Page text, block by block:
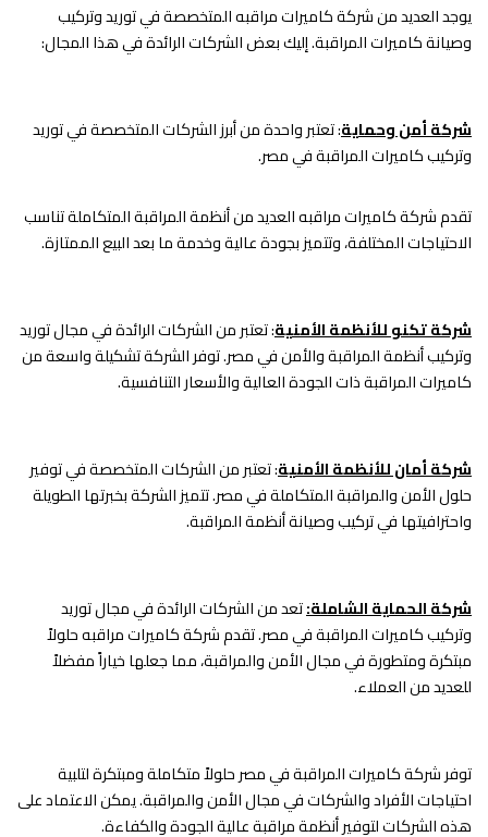
يوجد العديد من شركة كاميرات مراقبه المتخصصة في توريد وتركيب
وصيانة كاميرات المراقبة. إليك بعض الشركات الرائدة في هذا المجال:
شركة أمن وحماية: تعتبر واحدة من أبرز الشركات المتخصصة في توريد
وتركيب كاميرات المراقبة في مصر.
تقدم شركة كاميرات مراقبه العديد من أنظمة المراقبة المتكاملة تناسب
الاحتياجات المختلفة، وتتميز بجودة عالية وخدمة ما بعد البيع الممتازة.
شركة تكنو للأنظمة الأمنية: تعتبر من الشركات الرائدة في مجال توريد
وتركيب أنظمة المراقبة والأمن في مصر. توفر الشركة تشكيلة واسعة من
كاميرات المراقبة ذات الجودة العالية والأسعار التنافسية.
شركة أمان للأنظمة الأمنية: تعتبر من الشركات المتخصصة في توفير
حلول الأمن والمراقبة المتكاملة في مصر. تتميز الشركة بخبرتها الطويلة
واحترافيتها في تركيب وصيانة أنظمة المراقبة.
شركة الحماية الشاملة:تعد من الشركات الرائدة في مجال توريد
وتركيب كاميرات المراقبة في مصر. تقدم شركة كاميرات مراقبه حلولاً
مبتكرة ومتطورة في مجال الأمن والمراقبة، مما جعلها خياراً مفضلاً
للعديد من العملاء.
توفر شركة كاميرات المراقبة في مصر حلولاً متكاملة ومبتكرة لتلبية
احتياجات الأفراد والشركات في مجال الأمن والمراقبة. يمكن الاعتماد على
هذه الشركات لتوفير أنظمة مراقبة عالية الجودة والكفاءة.